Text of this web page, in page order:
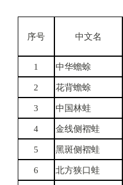
序号 中文名
1 中华蟾蜍
2 花背蟾蜍
3 中国林蛙
4 金线侧褶蛙
5 黑斑侧褶蛙
6 北方狭口蛙